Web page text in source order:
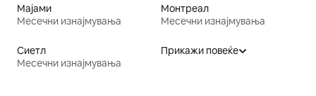
Мајами
Месечни изнајмувања
Монтреал
Месечни изнајмувања
Сиетл
Месечни изнајмувања
Прикажи повеќе